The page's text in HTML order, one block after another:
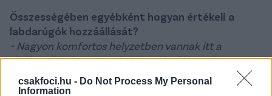
csakfoci.hu - Do Not Process My Personal
Information
Összességében egyébként hogyan értékeli a
labdarúgók hozzáállását?
- Nagyon komfortos helyzetben vannak itt a
játékosok, lehet, némelyikük talán félre is értette ezt
a komfortérzetet. A hátteret rendbe tenni nem
megy egyik napról a másikra, vannak elmaradásaink